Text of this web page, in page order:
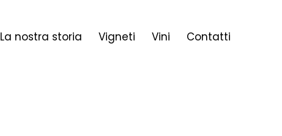
La nostra storia Vigneti Vini Contatti